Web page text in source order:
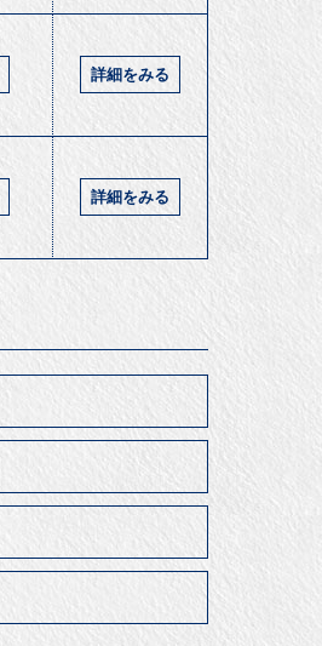
詳細をみる
詳細をみる